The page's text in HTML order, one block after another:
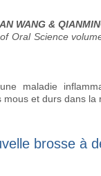
WANG &
Oral Science
maladie
et durs dans la
brosse à